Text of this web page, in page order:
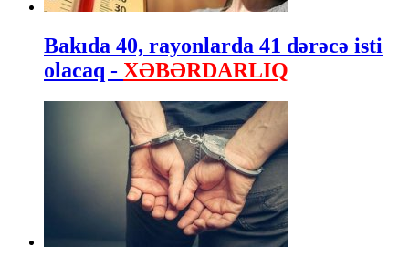
Bakıda 40, rayonlarda 41 dərəcə isti
olacaq - XƏBƏRDARLIQ